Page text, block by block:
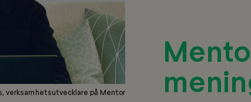
verksamhetsutvecklare på Mentor